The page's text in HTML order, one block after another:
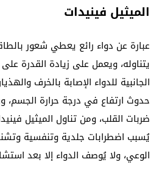
الميثيل فينيدات
عبارة عن دواء رائع يعطي شعور
يتناوله، ويعمل على زيادة القدرة على
الجانبية للدواء الإصابة بالخرف
حدوث ارتفاع في درجة حرارة الجسم،
ضربات القلب، ومن تناول الميثيل
يُسبب اضطرابات جلدية وتنفسية
الوعي، ولا يُوصف الدواء إلا بعد